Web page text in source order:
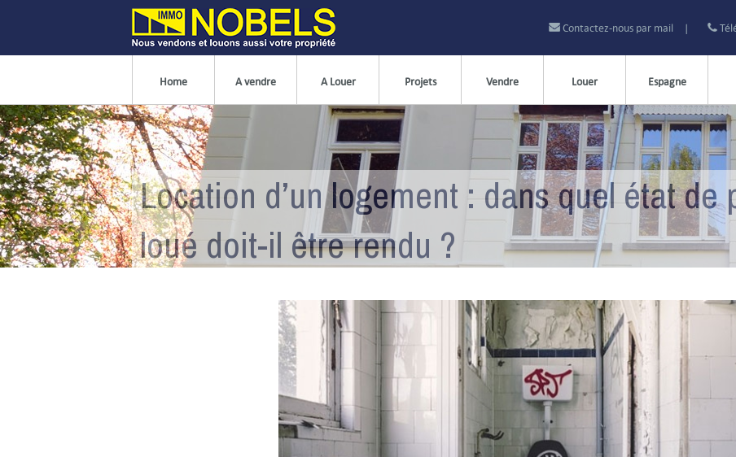
Contactez-nous par mail |
Home A vendre A Louer Projets Vendre Louer Espagne
Location d’un logement : dans quel état de
loué doit-il être rendu ?